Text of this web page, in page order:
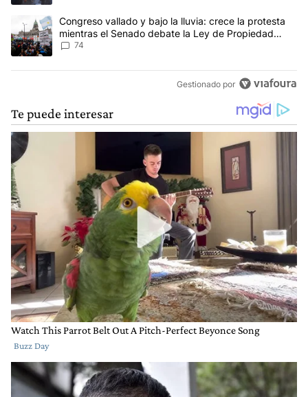
Un artículo de tendencia con el título "Congreso vallado y bajo
Congreso vallado y bajo la lluvia: crece la protesta
mientras el Senado debate la Ley de Propiedad
Privada
74
Gestionado por